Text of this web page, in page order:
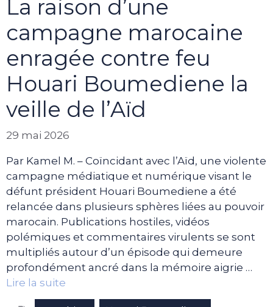
La raison d’une
campagne marocaine
enragée contre feu
Houari Boumediene la
veille de l’Aïd
29 mai 2026
Par Kamel M. – Coïncidant avec l’Aïd, une violente
campagne médiatique et numérique visant le
défunt président Houari Boumediene a été
relancée dans plusieurs sphères liées au pouvoir
marocain. Publications hostiles, vidéos
polémiques et commentaires virulents se sont
multipliés autour d’un épisode qui demeure
profondément ancré dans la mémoire aigrie …
Lire la suite